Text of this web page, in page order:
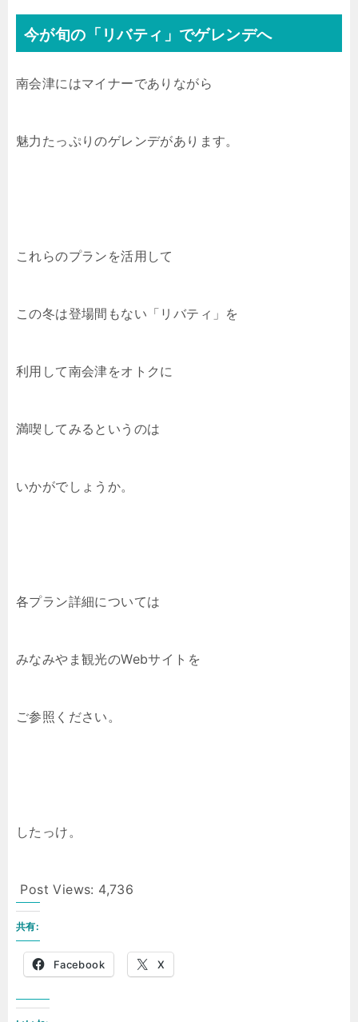
今が旬の「リバティ」でゲレンデへ
南会津にはマイナーでありながら
魅力たっぷりのゲレンデがあります。
これらのプランを活用して
この冬は登場間もない「リバティ」を
利用して南会津をオトクに
満喫してみるというのは
いかがでしょうか。
各プラン詳細については
みなみやま観光のWebサイトを
ご参照ください。
したっけ。
Post Views: 4,736
共有:
Facebook X